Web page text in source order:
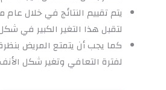
يتم تقييم النتائج في خلال
لتقبل هذا التغير الكبير في
كما يجب أن يتمتع المريض
لفترة التعافي وتغير شكل